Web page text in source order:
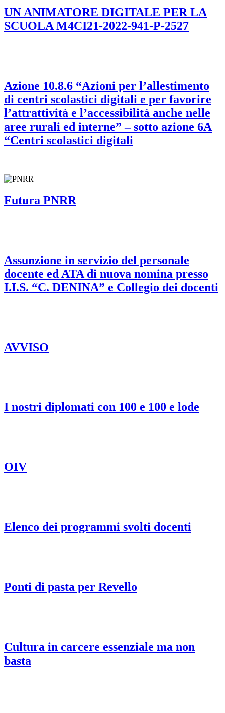
UN ANIMATORE DIGITALE PER LA
SCUOLA M4CI21-2022-941-P-2527
Azione 10.8.6 “Azioni per l’allestimento
di centri scolastici digitali e per favorire
l’attrattività e l’accessibilità anche nelle
aree rurali ed interne” – sotto azione 6A
“Centri scolastici digitali
Futura PNRR
Assunzione in servizio del personale
docente ed ATA di nuova nomina presso
I.I.S. “C. DENINA” e Collegio dei docenti
AVVISO
I nostri diplomati con 100 e 100 e lode
OIV
Elenco dei programmi svolti docenti
Ponti di pasta per Revello
Cultura in carcere essenziale ma non
basta